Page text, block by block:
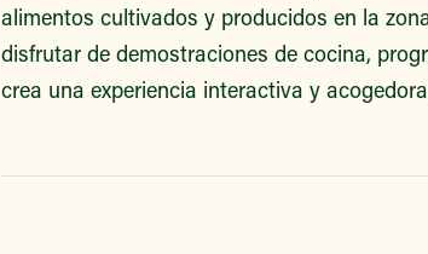
alimentos cultivados y producidos en la
disfrutar de demostraciones de cocina,
crea una experiencia interactiva y